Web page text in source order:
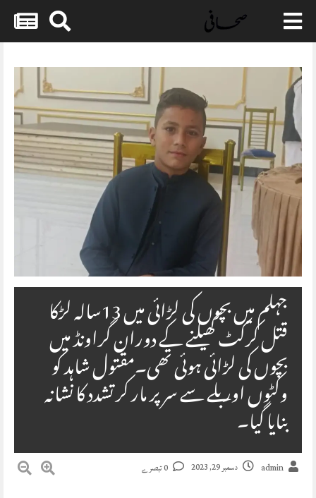
Skip
content
جہلم میں بچوں کی لڑائی میں 13سالہ لڑکا
قتل کرکٹ کھیلنے کے دوران گراونڈ میں
بچوں کی لڑائی ہوئی تھی۔مقتول شاہد کو
وکٹوں اور بلے سے سر پر مار کر تشدد کا نشانہ
بنایا گیا۔
admin دسمبر 29, 2023